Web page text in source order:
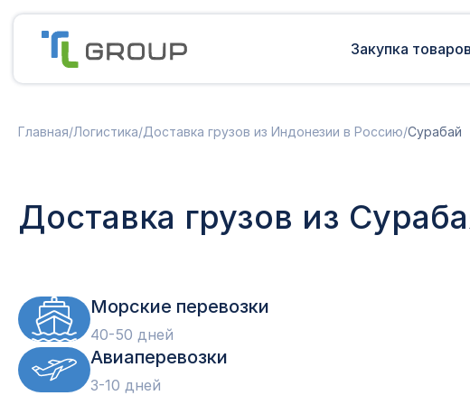
Закупка товаров
Доставка грузов из Турции в
Россию
Международная доставка
Главная/Логистика/Доставка грузов из Индонезии в Россию/Сурабай
Доставка грузов из
Морские перевозки
40-50 дней
Авиаперевозки
3-10 дней